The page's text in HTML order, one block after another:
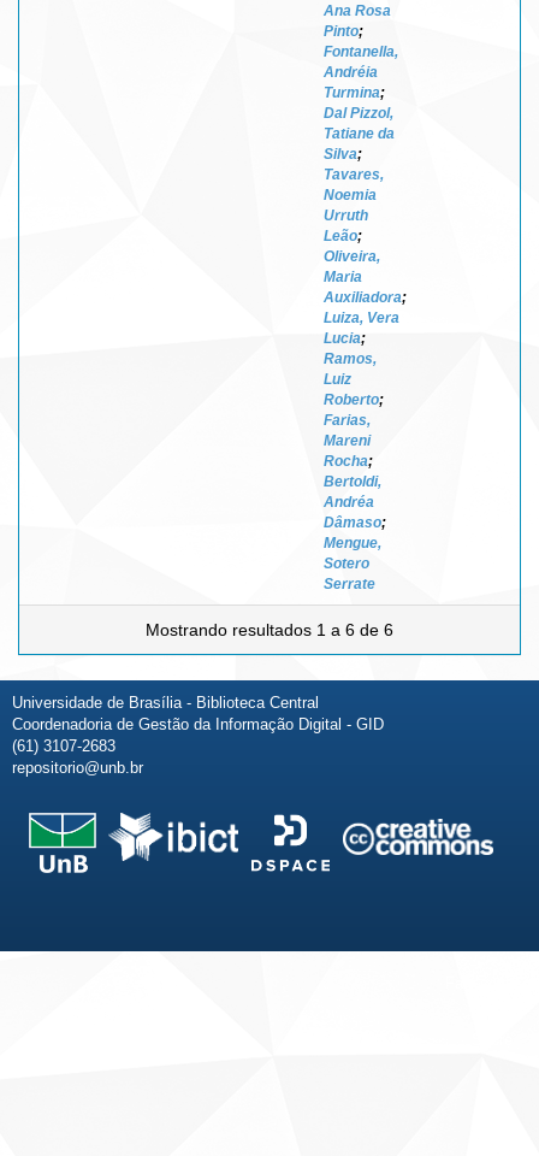
Ana Rosa
Pinto;
Fontanella,
Andréia
Turmina;
Dal Pizzol,
Tatiane da
Silva;
Tavares,
Noemia
Urruth
Leão;
Oliveira,
Maria
Auxiliadora;
Luiza, Vera
Lucia;
Ramos,
Luiz
Roberto;
Farias,
Mareni
Rocha;
Bertoldi,
Andréa
Dâmaso;
Mengue,
Sotero
Serrate
Mostrando resultados 1 a 6 de 6
Universidade de Brasília - Biblioteca Central
Coordenadoria de Gestão da Informação Digital - GID
(61) 3107-2683
repositorio@unb.br